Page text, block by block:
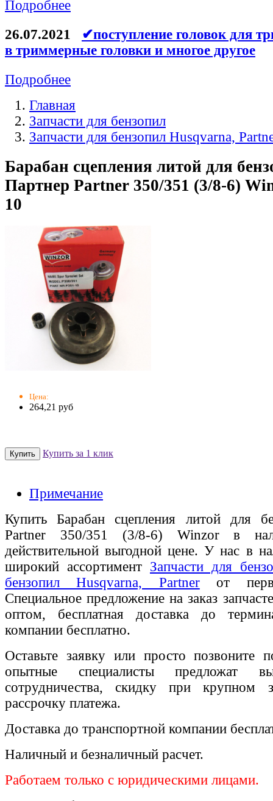
Подробнее
26.07.2021
✔поступление головок для
в триммерные головки и многое другое
Подробнее
Главная
Запчасти для бензопил
Запчасти для бензопил Husqvarna,
Барабан сцепления литой для
Партнер Partner 350/351 (3/8-6)
10
Цена:
264,21 руб
Купить за 1 клик
Примечание
Купить Барабан сцепления литой для
Partner 350/351 (3/8-6) Winzor в
действительной выгодной цене. У нас в
широкий ассортимент Запчасти для
бензопил Husqvarna, Partnerот
Специальное предложение на заказ
оптом, бесплатная доставка до
компании бесплатно.
Оставьте заявку или просто позвоните
опытные специалисты предложат
сотрудничества, скидку при крупном
рассрочку платежа.
Доставка до транспортной компании
Наличный и безналичный расчет.
Работаем только с юридическими лицами.